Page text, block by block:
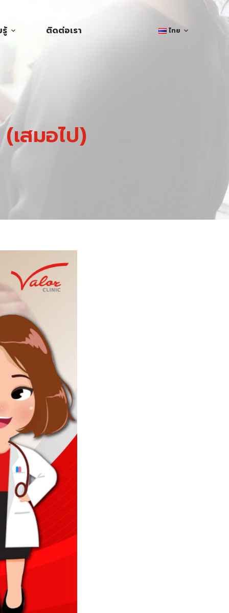
รู้ ติดต่อเรา ไทย
เสมอไป)